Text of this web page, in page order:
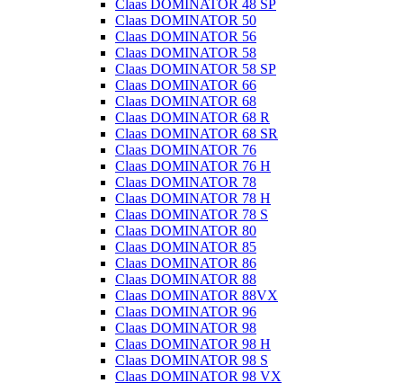
Claas DOMINATOR 48 SP
Claas DOMINATOR 50
Claas DOMINATOR 56
Claas DOMINATOR 58
Claas DOMINATOR 58 SP
Claas DOMINATOR 66
Claas DOMINATOR 68
Claas DOMINATOR 68 R
Claas DOMINATOR 68 SR
Claas DOMINATOR 76
Claas DOMINATOR 76 H
Claas DOMINATOR 78
Claas DOMINATOR 78 H
Claas DOMINATOR 78 S
Claas DOMINATOR 80
Claas DOMINATOR 85
Claas DOMINATOR 86
Claas DOMINATOR 88
Claas DOMINATOR 88VX
Claas DOMINATOR 96
Claas DOMINATOR 98
Claas DOMINATOR 98 H
Claas DOMINATOR 98 S
Claas DOMINATOR 98 VX